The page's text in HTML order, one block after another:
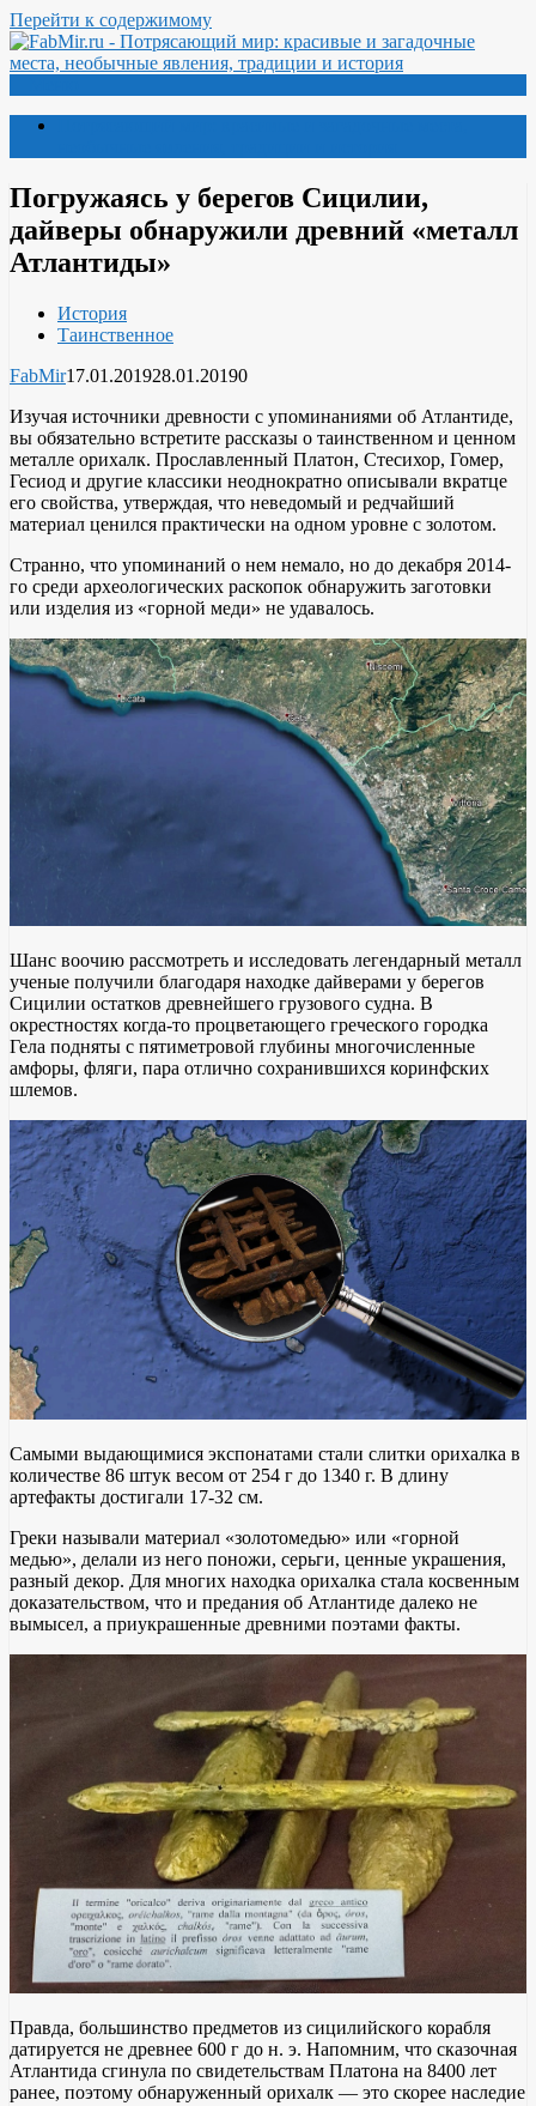
Перейти к содержимому
Погружаясь у берегов Сицилии,
дайверы обнаружили древний «металл
Атлантиды»
История
Таинственное
FabMir17.01.201928.01.20190
Изучая источники древности с упоминаниями об Атлантиде,
вы обязательно встретите рассказы о таинственном и ценном
металле орихалк. Прославленный Платон, Стесихор, Гомер,
Гесиод и другие классики неоднократно описывали вкратце
его свойства, утверждая, что неведомый и редчайший
материал ценился практически на одном уровне с золотом.
Странно, что упоминаний о нем немало, но до декабря 2014-
го среди археологических раскопок обнаружить заготовки
или изделия из «горной меди» не удавалось.
Шанс воочию рассмотреть и исследовать легендарный металл
ученые получили благодаря находке дайверами у берегов
Сицилии остатков древнейшего грузового судна. В
окрестностях когда-то процветающего греческого городка
Гела подняты с пятиметровой глубины многочисленные
амфоры, фляги, пара отлично сохранившихся коринфских
шлемов.
Самыми выдающимися экспонатами стали слитки орихалка в
количестве 86 штук весом от 254 г до 1340 г. В длину
артефакты достигали 17-32 см.
Греки называли материал «золотомедью» или «горной
медью», делали из него поножи, серьги, ценные украшения,
разный декор. Для многих находка орихалка стала косвенным
доказательством, что и предания об Атлантиде далеко не
вымысел, а приукрашенные древними поэтами факты.
Правда, большинство предметов из сицилийского корабля
датируется не древнее 600 г до н. э. Напомним, что сказочная
Атлантида сгинула по свидетельствам Платона на 8400 лет
ранее, поэтому обнаруженный орихалк — это скорее наследие